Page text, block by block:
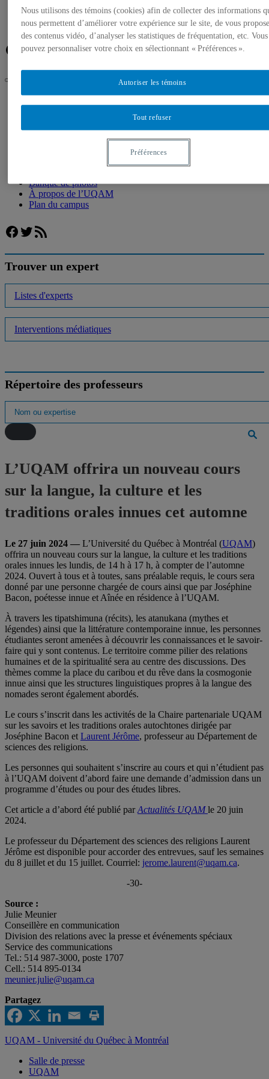
À propos de l’UQAM
Plan du campus
Facebook
Twitter
Flux RSS
UQAM
Salle de presse
L’UQAM offrira un nouveau cours sur la langue, la culture et
les traditions orales innues cet automne
Banque de photos
À propos de l’UQAM
Plan du campus
Facebook
Twitter
Flux RSS
Trouver un expert
Listes d'experts
Interventions médiatiques
Répertoire des professeurs
L’UQAM offrira un nouveau cours
sur la langue, la culture et les
traditions orales innues cet automne
Le 27 juin 2024 — L’Université du Québec à Montréal (UQAM)
offrira un nouveau cours sur la langue, la culture et les traditions
orales innues les lundis, de 14 h à 17 h, à compter de l’automne
2024. Ouvert à tous et à toutes, sans préalable requis, le cours sera
donné par une personne chargée de cours ainsi que par Joséphine
Bacon, poétesse innue et Aînée en résidence à l’UQAM.
À travers les tipatshimuna (récits), les atanukana (mythes et
légendes) ainsi que la littérature contemporaine innue, les personnes
étudiantes seront amenées à découvrir les connaissances et le savoir-
faire qui y sont contenus. Le territoire comme pilier des relations
humaines et de la spiritualité sera au centre des discussions. Des
thèmes comme la place du caribou et du rêve dans la cosmogonie
innue ainsi que les structures linguistiques propres à la langue des
nomades seront également abordés.
Le cours s’inscrit dans les activités de la Chaire partenariale UQAM
sur les savoirs et les traditions orales autochtones dirigée par
Joséphine Bacon et Laurent Jérôme, professeur au Département de
sciences des religions.
Les personnes qui souhaitent s’inscrire au cours et qui n’étudient pas
à l’UQAM doivent d’abord faire une demande d’admission dans un
programme d’études ou pour des études libres.
Cet article a d’abord été publié parActualités UQAM le 20 juin
2024.
Le professeur du Département des sciences des religions Laurent
Jérôme est disponible pour accorder des entrevues, sauf les semaines
du 8 juillet et du 15 juillet. Courriel: jerome.laurent@uqam.ca.
-30-
Source :
Julie Meunier
Conseillère en communication
Division des relations avec la presse et événements spéciaux
Service des communications
Tel.: 514 987-3000, poste 1707
Cell.: 514 895-0134
meunier.julie@uqam.ca
Partagez
UQAM - Université du Québec à Montréal
Salle de presse
UQAM
Nous utilisons des témoins (cookies) afin de collecter des informations
nous permettent d’améliorer votre expérience sur le site, de vous
des contenus vidéo, d’analyser les statistiques de fréquentation, etc. Vous
pouvez personnaliser votre choix en sélectionnant « Préférences ».
Tout refuser
Autoriser les témoins
Préférences